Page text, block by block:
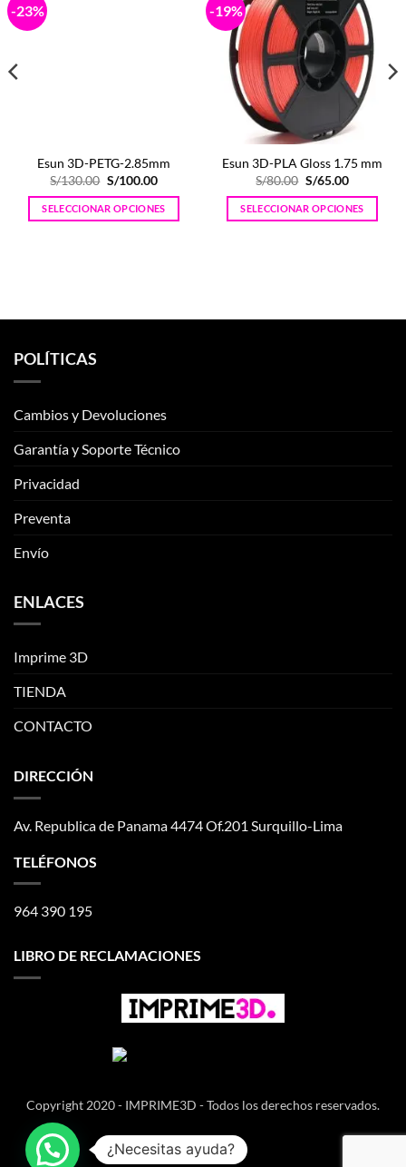
-23%
Esun 3D-PETG-2.85mm
S/130.00 El
precio
original
era:
S/130.00.
S/100.00El
actual
es:
S/100.00.
SELECCIONAR OPCIONES
Las
en
página
-19%
Esun 3D-PLA Gloss 1.75 mm
S/80.00 El
precio
original
era:
S/80.00.
S/65.00El
actual
es:
S/65.00.
SELECCIONAR OPCIONES
Las
POLÍTICAS
Cambios y Devoluciones
Garantía y Soporte Técnico
Privacidad
Preventa
Envío
ENLACES
Imprime 3D
TIENDA
CONTACTO
DIRECCIÓN
Av. Republica de Panama 4474 Of.201 Surquillo-Lima
TELÉFONOS
964 390 195
LIBRO DE RECLAMACIONES
Copyright 2020 - IMPRIME3D - Todos los derechos reservados.
¿Necesitas ayuda?